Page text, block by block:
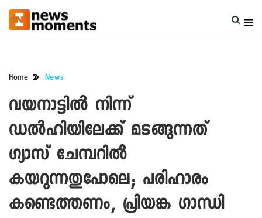
Home News
വയനാട്ടിൽ നിന്ന്
ഡൽഹിയിലേക്ക് മടങ്ങുന്നത്
ഗ്യാസ് ചേമ്പറിൽ
കയറുന്നതുപോലെ; പരിഹാരം
കണ്ടെത്തണം, പ്രിയങ്ക ഗാന്ധി